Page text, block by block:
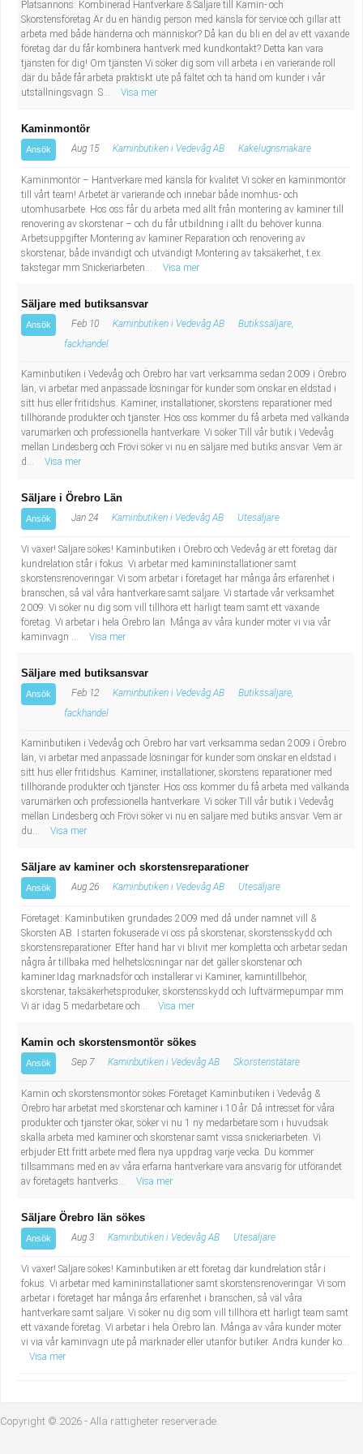
Industriell tillverkning
Installation, drift, underhåll
Kropps- och skönhetsvård
Kultur, media, design
Militärt arbete
Naturbruk
Naturvetenskapligt arbete
Sanering och renhållning
Socialt arbete
Säkerhetsarbete
Tekniskt arbete
Transport
Behandlingsassistent/Socialpedagog
Tandsköterska
Budbilsförare
Tidningsbud/Tidningsdistributör
Lärare i fritidshem/Fritidspedagog
Taxiförare/Taxichaufför
Läkarsekreterare/Vårdadmin/Medicinsk
Lastbilsförare m.fl.
Fastighetsskötare
Informatör/Kommunikatör
Brevbärare
Sjuksköterska, grundutbildad
Kock, storhushåll
Undersköterska, vård- o specialavd. o mottagning
Bibliotekarie
Lärare i gymnasiet
Platsannons: Kombinerad Hantverkare & Säljare till Kamin- och
Skorstensföretag Är du en händig person med känsla för service och gillar att
arbeta med både händerna och människor? Då kan du bli en del av ett växande
företag där du får kombinera hantverk med kundkontakt? Detta kan vara
tjänsten för dig! Om tjänsten Vi söker dig som vill arbeta i en varierande roll
där du både får arbeta praktiskt ute på fältet och ta hand om kunder i vår
utställningsvagn. S...
Visa mer
Kaminmontör
Ansök Aug 15 Kaminbutiken i Vedevåg AB Kakelugnsmakare
Kaminmontör – Hantverkare med känsla för kvalitet Vi söker en kaminmontör
till vårt team! Arbetet är varierande och innebär både inomhus- och
utomhusarbete. Hos oss får du arbeta med allt från montering av kaminer till
renovering av skorstenar – och du får utbildning i allt du behöver kunna.
Arbetsuppgifter Montering av kaminer Reparation och renovering av
skorstenar, både invändigt och utvändigt Montering av taksäkerhet, t.ex.
takstegar mm Snickeriarbeten...
Visa mer
Säljare med butiksansvar
Ansök Feb 10 Kaminbutiken i Vedevåg AB
Butikssäljare,
fackhandel
Kaminbutiken i Vedevåg och Örebro har vart verksamma sedan 2009 i Örebro
län, vi arbetar med anpassade lösningar för kunder som önskar en eldstad i
sitt hus eller fritidshus. Kaminer, installationer, skorstens reparationer med
tillhörande produkter och tjänster. Hos oss kommer du få arbeta med välkända
varumärken och professionella hantverkare. Vi söker Till vår butik i Vedevåg
mellan Lindesberg och Frövi söker vi nu en säljare med butiks ansvar. Vem är
d...
Visa mer
Säljare i Örebro Län
Ansök Jan 24 Kaminbutiken i Vedevåg AB Utesäljare
Vi växer! Säljare sökes! Kaminbutiken i Örebro och Vedevåg är ett företag där
kundrelation står i fokus. Vi arbetar med kamininstallationer samt
skorstensrenoveringar. Vi som arbetar i företaget har många års erfarenhet i
branschen, så väl våra hantverkare samt säljare. Vi startade vår verksamhet
2009. Vi söker nu dig som vill tillhöra ett härligt team samt ett växande
företag. Vi arbetar i hela Örebro län. Många av våra kunder möter vi via vår
kaminvagn ...
Visa mer
Säljare med butiksansvar
Ansök Feb 12 Kaminbutiken i Vedevåg AB
Butikssäljare,
fackhandel
Kaminbutiken i Vedevåg och Örebro har vart verksamma sedan 2009 i Örebro
län, vi arbetar med anpassade lösningar för kunder som önskar en eldstad i
sitt hus eller fritidshus. Kaminer, installationer, skorstens reparationer med
tillhörande produkter och tjänster. Hos oss kommer du få arbeta med välkända
varumärken och professionella hantverkare. Vi söker Till vår butik i Vedevåg
mellan Lindesberg och Frövi söker vi nu en säljare med butiks ansvar. Vem är
du...
Visa mer
Säljare av kaminer och skorstensreparationer
Ansök Aug 26 Kaminbutiken i Vedevåg AB Utesäljare
Företaget: Kaminbutiken grundades 2009 med då under namnet vill &
Skorsten AB. I starten fokuserade vi oss på skorstenar, skorstensskydd och
skorstensreparationer. Efter hand har vi blivit mer kompletta och arbetar sedan
några år tillbaka med helhetslösningar när det gäller skorstenar och
kaminer.Idag marknadsför och installerar vi Kaminer, kamintillbehör,
skorstenar, taksäkerhetsproduker, skorstensskydd och luftvärmepumpar mm.
Vi är idag 5 medarbetare och...
Visa mer
Kamin och skorstensmontör sökes
Ansök Sep 7 Kaminbutiken i Vedevåg AB Skorstenstätare
Kamin och skorstensmontör sökes Företaget Kaminbutiken i Vedevåg &
Örebro har arbetat med skorstenar och kaminer i 10 år. Då intresset för våra
produkter och tjänster ökar, söker vi nu 1 ny medarbetare som i huvudsak
skalla arbeta med kaminer och skorstenar samt vissa snickeriarbeten. Vi
erbjuder Ett fritt arbete med flera nya uppdrag varje vecka. Du kommer
tillsammans med en av våra erfarna hantverkare vara ansvarig för utförandet
av företagets hantverks...
Visa mer
Säljare Örebro län sökes
Ansök Aug 3 Kaminbutiken i Vedevåg AB Utesäljare
Vi växer! Säljare sökes! Kaminbutiken är ett företag där kundrelation står i
fokus. Vi arbetar med kamininstallationer samt skorstensrenoveringar. Vi som
arbetar i företaget har många års erfarenhet i branschen, så väl våra
hantverkare samt säljare. Vi söker nu dig som vill tillhöra ett härligt team samt
ett växande företag. Vi arbetar i hela Örebro län. Många av våra kunder möter
vi via vår kaminvagn ute på marknader eller utanför butiker. Andra kunder ko...
Visa mer
Copyright © 2026 - Alla rättigheter reserverade.